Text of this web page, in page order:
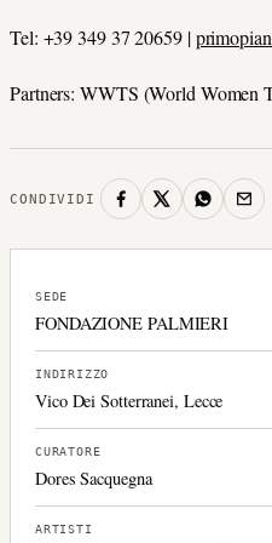
Tel: +39 349 37 20659 |
Partners: WWTS (World Women
CONDIVIDI
SEDE
FONDAZIONE PALMIERI
INDIRIZZO
Vico Dei Sotterranei, Lecce
CURATORE
Dores Sacquegna
ARTISTI